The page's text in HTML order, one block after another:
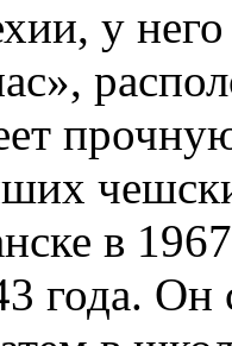
у него
в
года. Он